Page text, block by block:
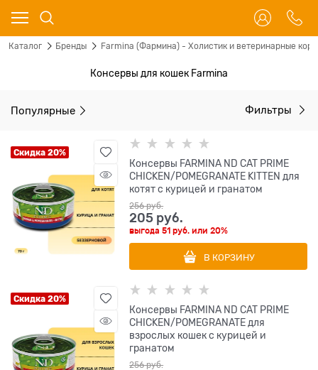
Каталог Бренды Farmina (Фармина) - Холистик и ветеринарные
Консервы для кошек Farmina
Популярные Фильтры
Скидка 20%
Консервы FARMINA ND CAT PRIME
CHICKEN/POMEGRANATE KITTEN для
котят с курицей и гранатом
256 руб.
205 руб.
выгода51 руб. или20%
В КОРЗИНУ
Скидка 20%
Консервы FARMINA ND CAT PRIME
CHICKEN/POMEGRANATE для
взрослых кошек с курицей и
гранатом
256 руб.